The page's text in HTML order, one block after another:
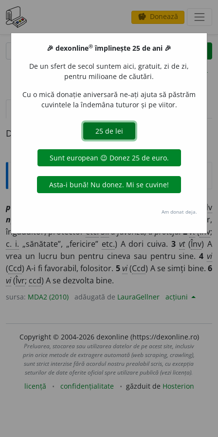
savings Donează
clear
opțiuni
definiții (1)
Definiția cu ID-ul 1204049:
Explicative DEX
pri
slv
прѣльстити
) A(-i) fi binevoitor,
îngăduitor, protectoretc.Si:a favoriza, a proteja.2vt(Înv;
c. i. „sănătate”, „fericire” etc.) A dori cuiva.3 vt(Înv) A
vrea un lucru bun pentru cineva sau pentru sine.4 vi
(Ccd) A-i fi favorabil, folositor. 5vi(Ccd) A se simți bine.6
vi(Îvr; ccd) A se dezvolta bine.
sursa: MDA2 (2010) adăugată de LauraGellner acțiuni
Copyright © 2004-2026 dexonline (https://dexonline.ro)
Preluarea, stocarea sau utilizarea datelor de pe acest site, inclusiv
prin orice metode de extragere automată (web scraping, crawling),
sunt strict interzise fără acordul nostru prealabil scris, cu excepția
seturilor de date oferite oficial spre utilizare publică (vezi licența).
licență confidențialitate găzduit de Hosterion
🎉 dexonline® împlinește 25 de ani 🎉
De un sfert de secol suntem aici, gratuit, zi de zi,
pentru milioane de căutări.
Cu o mică donație aniversară ne-ați ajuta să păstrăm
cuvintele la îndemâna tuturor și pe viitor.
Am donat deja.